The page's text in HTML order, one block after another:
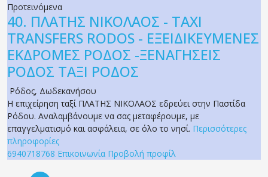
Προτεινόμενα
40. ΠΛΑΤΗΣ ΝΙΚΟΛΑΟΣ - TAXI
TRANSFERS RODOS - ΕΞΕΙΔΙΚΕΥΜΕΝΕΣ
ΕΚΔΡΟΜΕΣ ΡΟΔΟΣ -ΞΕΝΑΓΗΣΕΙΣ
ΡΟΔΟΣ ΤΑΞΙ ΡΟΔΟΣ
Ρόδος, Δωδεκανήσου
Η επιχείρηση ταξί ΠΛΑΤΗΣ ΝΙΚΟΛΑΟΣ εδρεύει στην Παστίδα
Ρόδου. Αναλαμβάνουμε να σας μεταφέρουμε, με
επαγγελματισμό και ασφάλεια, σε όλο το νησί. Περισσότερες
πληροφορίες
6940718768 Επικοινωνία Προβολή προφίλ